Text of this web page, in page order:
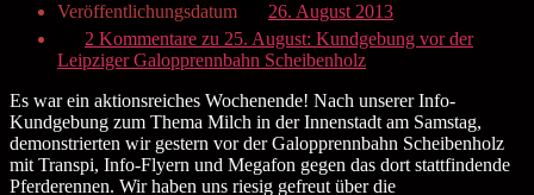
Veröffentlichungsdatum
26. August 2013
2 Kommentare zu 25. August: Kundgebung vor der
Leipziger Galopprennbahn Scheibenholz
Es war ein aktionsreiches Wochenende! Nach unserer Info-
Kundgebung zum Thema Milch in der Innenstadt am Samstag,
demonstrierten wir gestern vor der Galopprennbahn Scheibenholz
mit Transpi, Info-Flyern und Megafon gegen das dort stattfindende
Pferderennen. Wir haben uns riesig gefreut über die